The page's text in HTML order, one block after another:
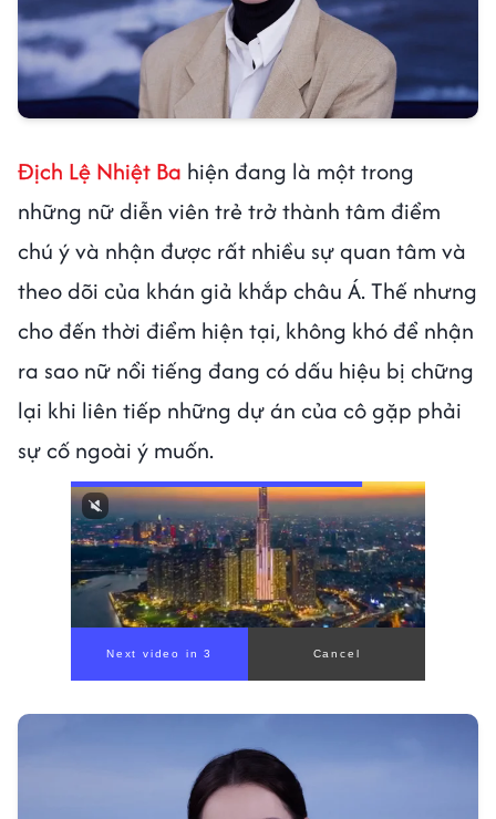
Địch Lệ Nhiệt Ba hiện đang là một trong
những nữ diễn viên trẻ trở thành tâm điểm
chú ý và nhận được rất nhiều sự quan tâm và
theo dõi của khán giả khắp châu Á. Thế nhưng
cho đến thời điểm hiện tại, không khó để nhận
ra sao nữ nổi tiếng đang có dấu hiệu bị chững
lại khi liên tiếp những dự án của cô gặp phải
sự cố ngoài ý muốn.